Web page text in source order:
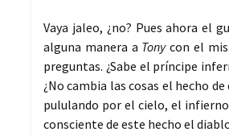
Vaya jaleo, ¿no? Pues ahora el
alguna manera a Tonycon el
preguntas. ¿Sabe el príncipe
¿No cambia las cosas el hecho
pululando por el cielo, el infierno
consciente de este hecho el